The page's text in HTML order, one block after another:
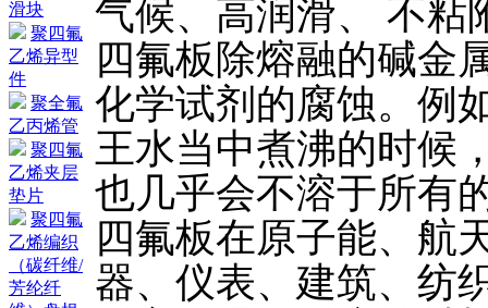
滑块
聚四氟
乙烯异型
件
聚全氟
乙丙烯管
聚四氟
乙烯夹层
垫片
聚四氟
乙烯编织
（碳纤维/
芳纶纤
气候、高润滑、 不粘
四氟板除熔融的碱金
化学试剂的腐蚀。例
王水当中煮沸的时候
也几乎会不溶于所有
四氟板在原子能、航
器、仪表、建筑、纺